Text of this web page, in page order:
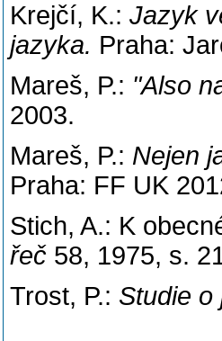
Krejčí, K.: Jazyk
jazyka. Praha:
Mareš, P.: "Also
2003.
Mareš, P.: Nejen
Praha: FF UK
Stich, A.: K
řeč 58, 1975, s.
Trost, P.: Studie o